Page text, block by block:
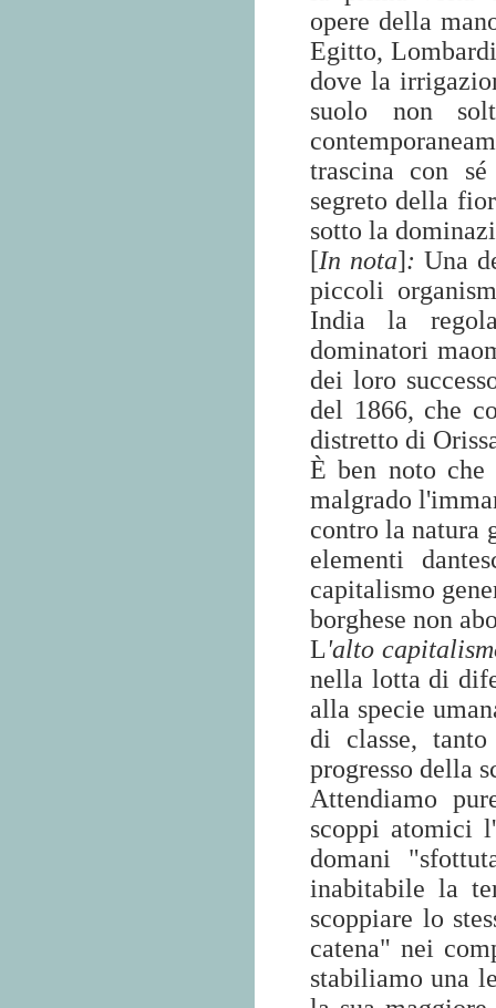
opere della
Egitto,
dove la
suolo non
trascina con
segreto della
sotto la
[In nota]: Una
piccoli
India la
dominatori
dei loro
del 1866, che
distretto di
È ben noto
malgrado
contro la natura
elementi
capitalismo
borghese non
L'alto
nella lotta di
alla specie
di classe,
progresso della
Attendiamo
scoppi atomici
domani
inabitabile la
scoppiare lo
catena" nei
stabiliamo una